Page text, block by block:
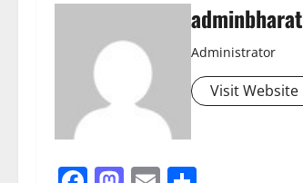
adminbharat
Administrator
Visit Website